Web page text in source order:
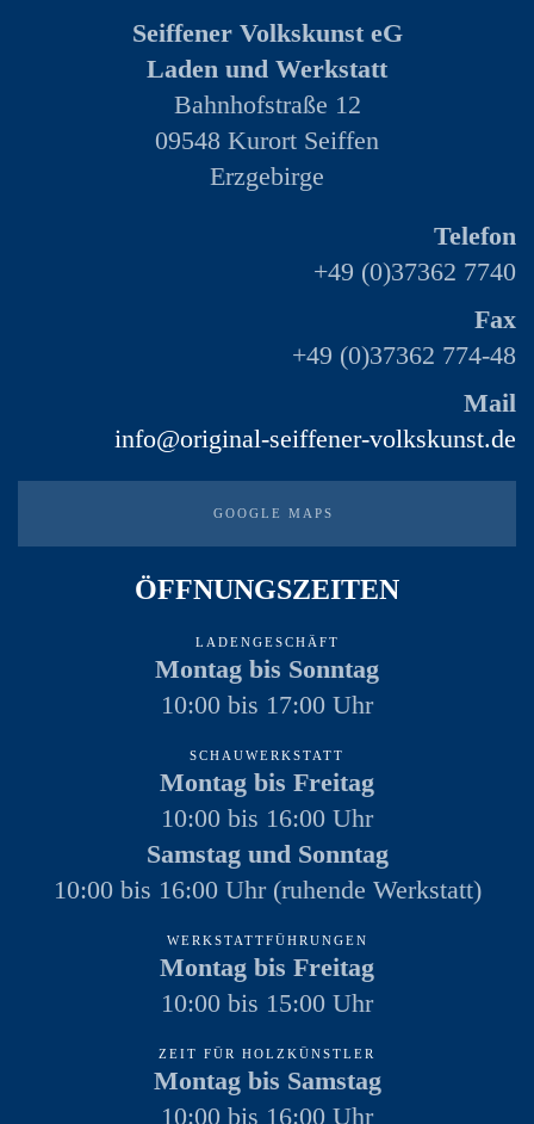
Seiffener Volkskunst eG
Laden und Werkstatt
Bahnhofstraße 12
09548 Kurort Seiffen
Erzgebirge
Telefon
+49 (0)37362 7740
Fax
+49 (0)37362 774-48
Mail
info@original-seiffener-volkskunst.de
GOOGLE MAPS
ÖFFNUNGSZEITEN
LADENGESCHÄFT
Montag bis Sonntag
10:00 bis 17:00 Uhr
SCHAUWERKSTATT
Montag bis Freitag
10:00 bis 16:00 Uhr
Samstag und Sonntag
10:00 bis 16:00 Uhr (ruhende Werkstatt)
WERKSTATTFÜHRUNGEN
Montag bis Freitag
10:00 bis 15:00 Uhr
ZEIT FÜR HOLZKÜNSTLER
Montag bis Samstag
10:00 bis 16:00 Uhr